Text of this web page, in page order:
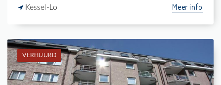
Kessel-Lo Meer info
VERHUURD